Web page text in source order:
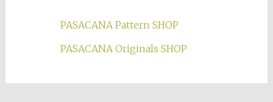
PASACANA Pattern SHOP
PASACANA Originals SHOP